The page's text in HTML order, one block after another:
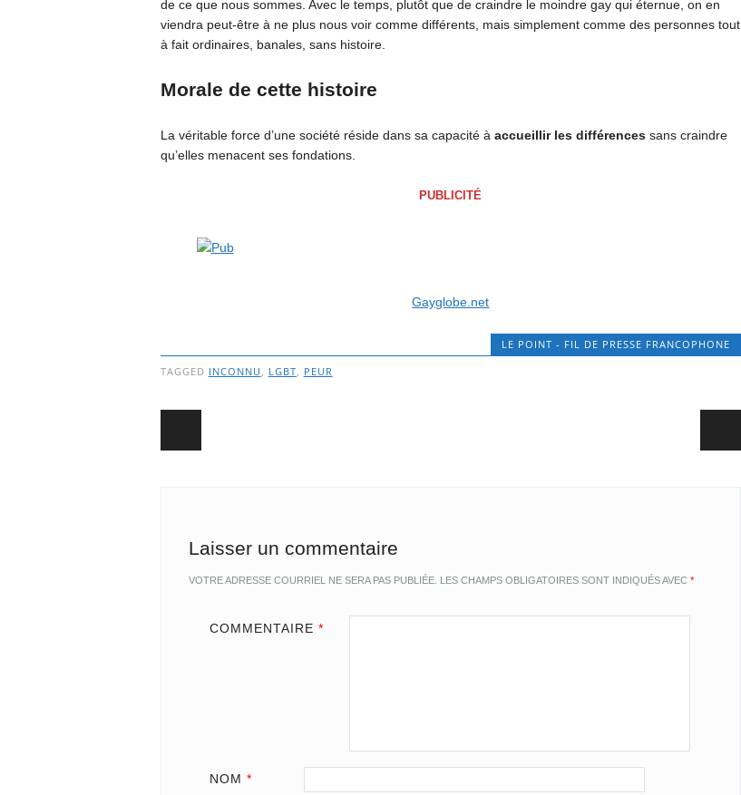
de ce que nous sommes. Avec le temps, plutôt que de craindre le moindre gay qui éternue, on en
viendra peut-être à ne plus nous voir comme différents, mais simplement comme des personnes tout
à fait ordinaires, banales, sans histoire.
Morale de cette histoire
La véritable force d’une société réside dans sa capacité à accueillir les différencessans craindre
qu’elles menacent ses fondations.
PUBLICITÉ
Gayglobe.net
LE POINT - FIL DE PRESSE FRANCOPHONE
TAGGED INCONNU , LGBT, PEUR
Post navigation
Laisser un commentaire
VOTRE ADRESSE COURRIEL NE SERA PAS PUBLIÉE. LES CHAMPS OBLIGATOIRES SONT INDIQUÉS AVEC *
COMMENTAIRE *
NOM *